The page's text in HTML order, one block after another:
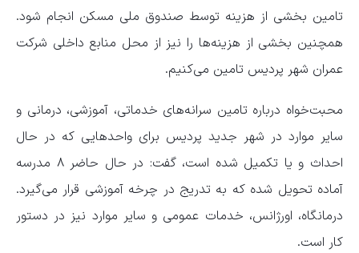
تامین بخشی از هزینه توسط صندوق ملی مسکن انجام شود.
همچنین بخشی از هزینه‌ها را نیز از محل منابع داخلی شرکت
عمران شهر پردیس تامین می‌کنیم.
محبت‌خواه درباره تامین سرانه‌های خدماتی، آموزشی، درمانی و
سایر موارد در شهر جدید پردیس برای واحدهایی که در حال
احداث و یا تکمیل شده است، گفت: در حال حاضر ۸ مدرسه
آماده تحویل شده که به تدریج در چرخه آموزشی قرار می‌گیرد.
درمانگاه، اورژانس، خدمات عمومی و سایر موارد نیز در دستور
کار است.